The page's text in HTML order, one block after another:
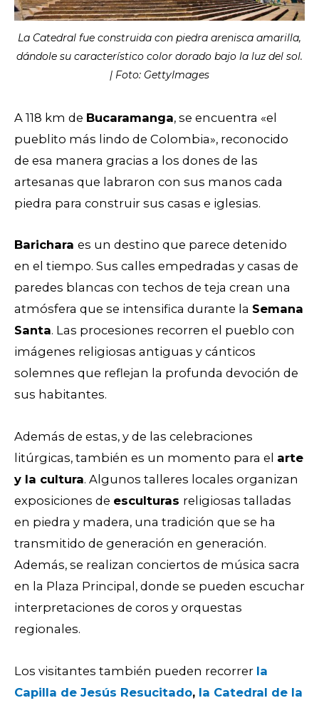
La Catedral fue construida con piedra arenisca amarilla,
dándole su característico color dorado bajo la luz del sol.
| Foto: GettyImages
A 118 km de Bucaramanga, se encuentra «el
pueblito más lindo de Colombia», reconocido
de esa manera gracias a los dones de las
artesanas que labraron con sus manos cada
piedra para construir sus casas e iglesias.
Barichara es un destino que parece detenido
en el tiempo. Sus calles empedradas y casas de
paredes blancas con techos de teja crean una
atmósfera que se intensifica durante la Semana
Santa. Las procesiones recorren el pueblo con
imágenes religiosas antiguas y cánticos
solemnes que reflejan la profunda devoción de
sus habitantes.
Además de estas, y de las celebraciones
litúrgicas, también es un momento para el arte
y la cultura. Algunos talleres locales organizan
exposiciones de esculturas religiosas talladas
en piedra y madera, una tradición que se ha
transmitido de generación en generación.
Además, se realizan conciertos de música sacra
en la Plaza Principal, donde se pueden escuchar
interpretaciones de coros y orquestas
regionales.
Los visitantes también pueden recorrer la
Capilla de Jesús Resucitado, la Catedral de la